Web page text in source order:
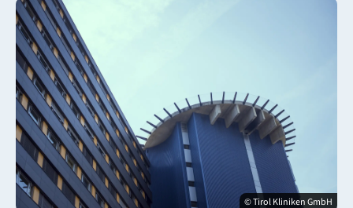
© Tirol Kliniken GmbH